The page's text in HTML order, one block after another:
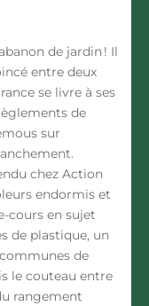
de jardin ! Il
entre deux
se livre à ses
de
sur
chez Action
endormis et
cours en sujet
de plastique, un
de
le couteau entre
rangement